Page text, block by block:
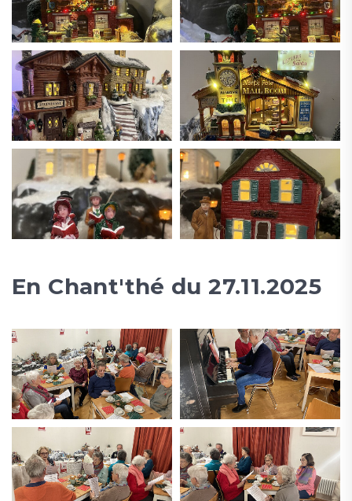
En Chant'thé du 27.11.2025